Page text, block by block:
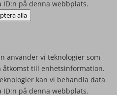
på denna webbplats.
alla
använder vi teknologier som
åtkomst till enhetsinformation.
kan vi behandla data
på denna webbplats.